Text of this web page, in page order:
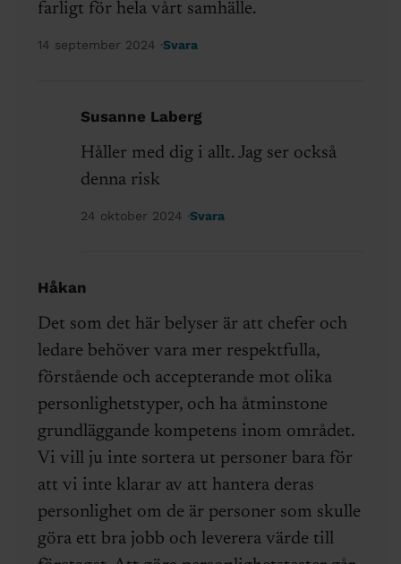
farligt för hela vårt samhälle.
14 september 2024 Svara
Susanne Laberg
Håller med dig i allt. Jag ser också
denna risk
24 oktober 2024 Svara
Håkan
Det som det här belyser är att chefer och
ledare behöver vara mer respektfulla,
förstående och accepterande mot olika
personlighetstyper, och ha åtminstone
grundläggande kompetens inom området.
Vi vill ju inte sortera ut personer bara för
att vi inte klarar av att hantera deras
personlighet om de är personer som skulle
göra ett bra jobb och leverera värde till